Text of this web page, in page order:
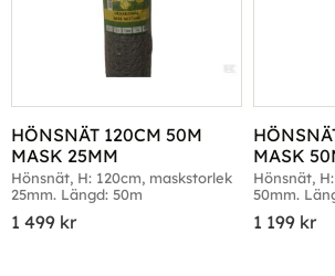
HÖNSNÄT 120CM 50M
MASK 25MM
Hönsnät, H: 120cm, maskstorlek
25mm. Längd: 50m
1 499 kr
MASK
Hönsnät,
50mm.
1 199 kr